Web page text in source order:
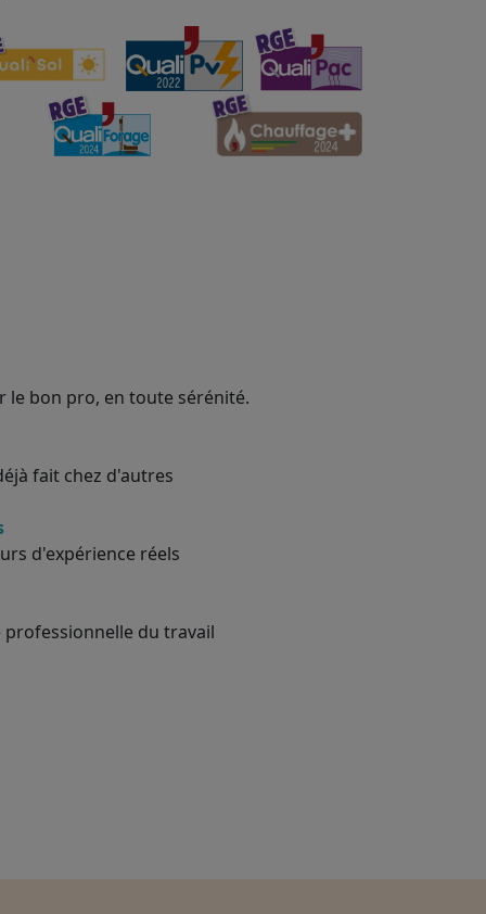
le bon pro, en toute sérénité.
fait chez d'autres
d'expérience réels
du travail